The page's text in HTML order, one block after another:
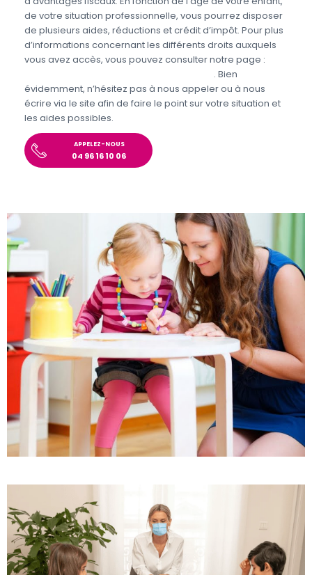
de votre situation professionnelle, vous pourrez disposer
de plusieurs aides, réductions et crédit d’impôt. Pour plus
d’informations concernant les différents droits auxquels
vous avez accès, vous pouvez consulter notre page :
. Bien
évidemment, n’hésitez pas à nous appeler ou à nous
écrire via le site afin de faire le point sur votre situation et
les aides possibles.
APPELEZ-NOUS
04 96 16 10 06